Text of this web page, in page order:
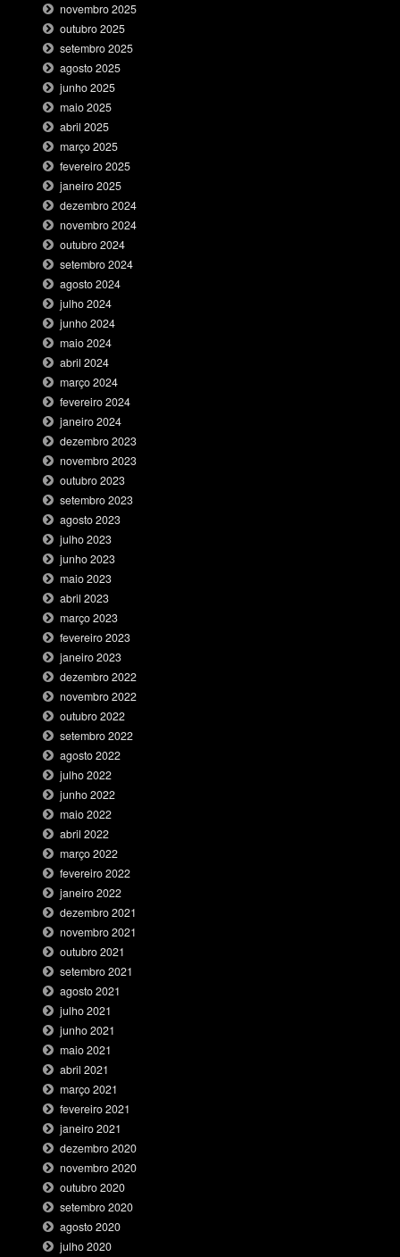
novembro 2025
outubro 2025
setembro 2025
agosto 2025
junho 2025
maio 2025
abril 2025
março 2025
fevereiro 2025
janeiro 2025
dezembro 2024
novembro 2024
outubro 2024
setembro 2024
agosto 2024
julho 2024
junho 2024
maio 2024
abril 2024
março 2024
fevereiro 2024
janeiro 2024
dezembro 2023
novembro 2023
outubro 2023
setembro 2023
agosto 2023
julho 2023
junho 2023
maio 2023
abril 2023
março 2023
fevereiro 2023
janeiro 2023
dezembro 2022
novembro 2022
outubro 2022
setembro 2022
agosto 2022
julho 2022
junho 2022
maio 2022
abril 2022
março 2022
fevereiro 2022
janeiro 2022
dezembro 2021
novembro 2021
outubro 2021
setembro 2021
agosto 2021
julho 2021
junho 2021
maio 2021
abril 2021
março 2021
fevereiro 2021
janeiro 2021
dezembro 2020
novembro 2020
outubro 2020
setembro 2020
agosto 2020
julho 2020